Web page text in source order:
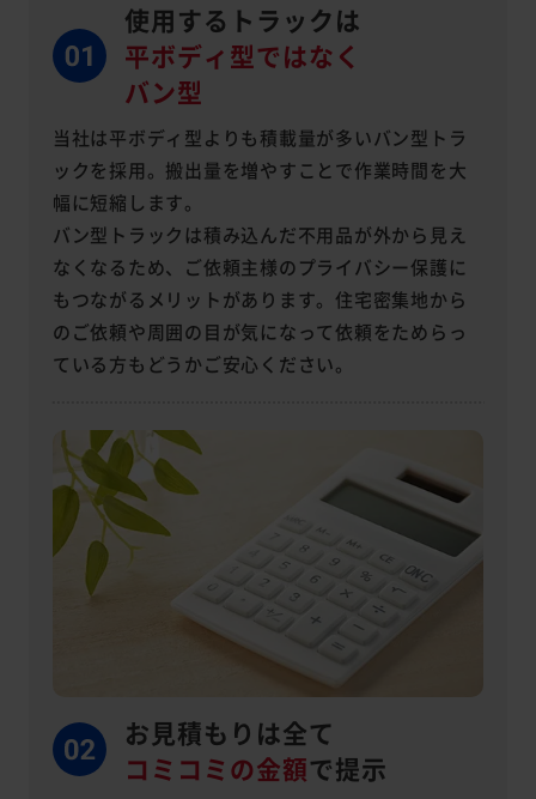
使用するトラックは
平ボディ型ではなく
バン型
当社は平ボディ型よりも積載量が多いバン型トラ
ックを採用。搬出量を増やすことで作業時間を大
幅に短縮します。
バン型トラックは積み込んだ不用品が外から見え
なくなるため、ご依頼主様のプライバシー保護に
もつながるメリットがあります。住宅密集地から
のご依頼や周囲の目が気になって依頼をためらっ
ている方もどうかご安心ください。
お見積もりは全て
コミコミの金額で提示